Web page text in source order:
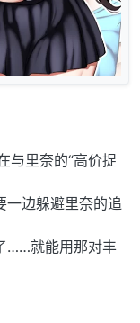
与里奈的“高价捉
一边躲避里奈的追
……就能用那对丰